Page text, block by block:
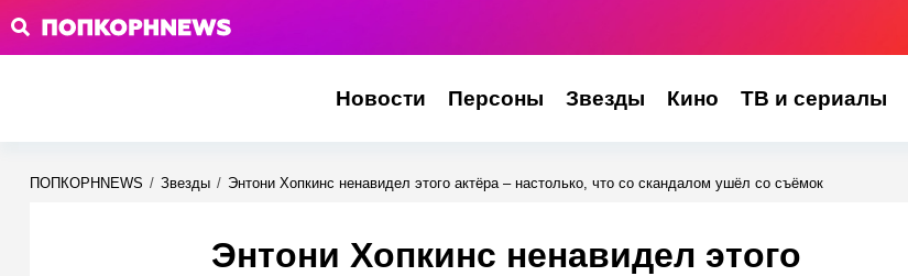
Новости Персоны Звезды Кино ТВ и сериалы
ПОПКОРНNEWS / Звезды / Энтони Хопкинс ненавидел этого актёра – настолько, что со скандалом ушёл со съёмок
Энтони Хопкинс ненавидел этого